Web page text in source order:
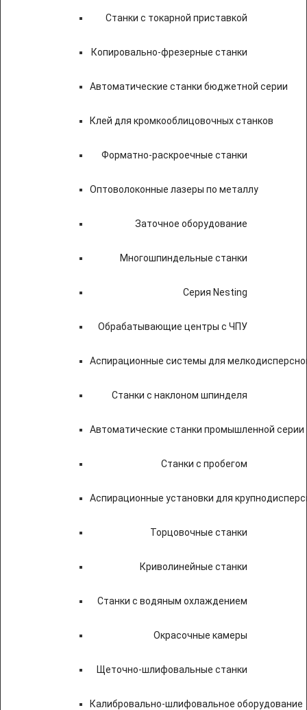
Станки с токарной приставкой
Копировально-фрезерные станки
Автоматические станки бюджетной серии
Клей для кромкооблицовочных станков
Форматно-раскроечные станки
Оптоволоконные лазеры по металлу
Заточное оборудование
Многошпиндельные станки
Серия Nesting
Обрабатывающие центры с ЧПУ
Аспирационные системы для
Станки с наклоном шпинделя
Автоматические станки промышленной серии
Станки с пробегом
Аспирационные установки для
Торцовочные станки
Криволинейные станки
Станки с водяным охлаждением
Окрасочные камеры
Щеточно-шлифовальные станки
Калибровально-шлифовальное оборудование